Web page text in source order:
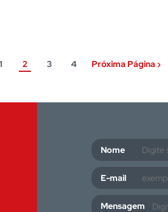
1 2 3 4 Próxima Página ›
Nome
E-mail
Mensagem